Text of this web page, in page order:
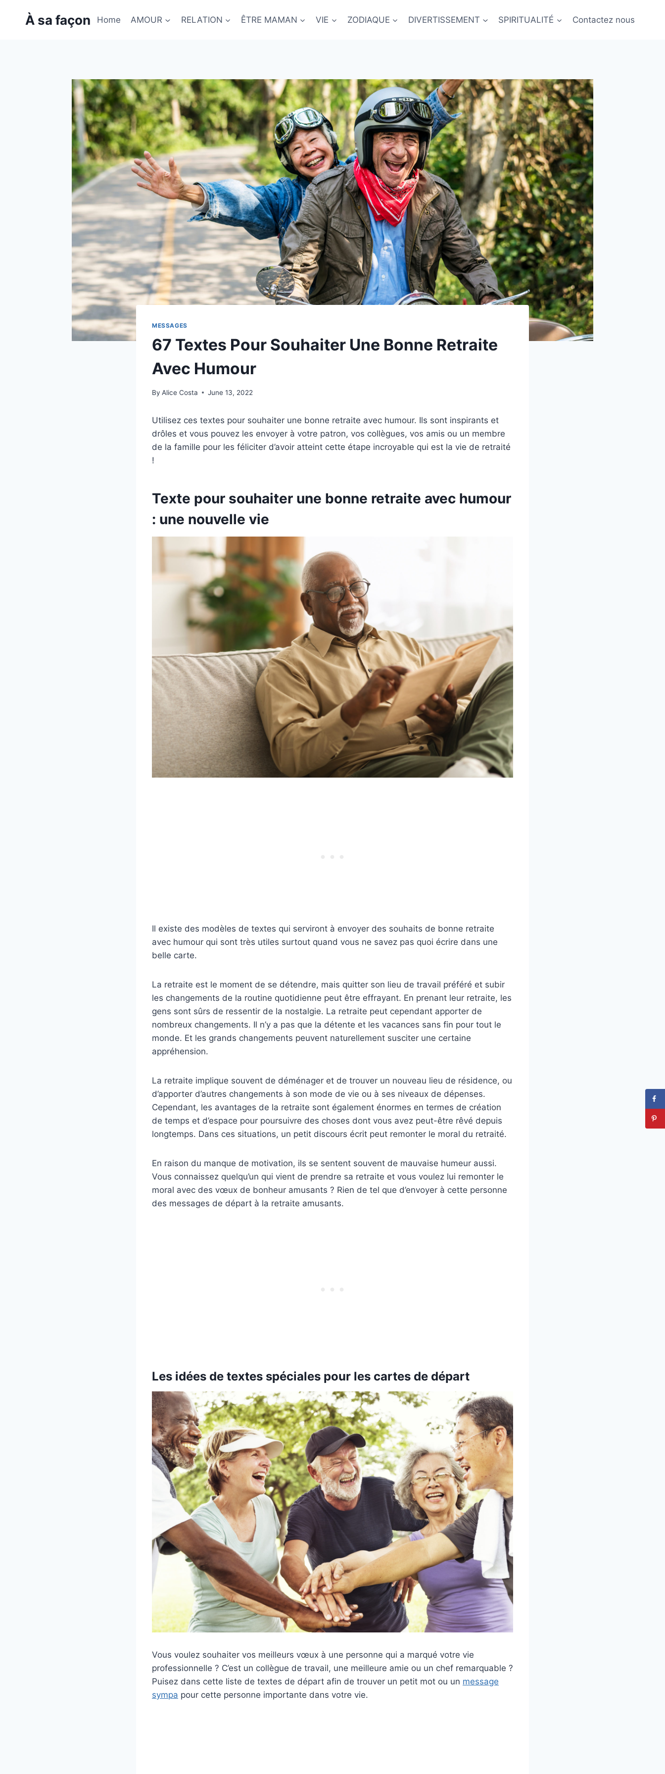
À sa façon Home AMOUR RELATION ÊTRE MAMAN VIE ZODIAQUE DIVERTISSEMENT SPIRITUALITÉ Contactez nous
MESSAGES
67 Textes Pour Souhaiter Une Bonne Retraite
Avec Humour
By Alice Costa June 13, 2022
Utilisez ces textes pour souhaiter une bonne retraite avec humour. Ils sont inspirants et
drôles et vous pouvez les envoyer à votre patron, vos collègues, vos amis ou un membre
de la famille pour les féliciter d’avoir atteint cette étape incroyable qui est la vie de retraité
!
Texte pour souhaiter une bonne retraite avec humour
: une nouvelle vie
Il existe des modèles de textes qui serviront à envoyer des souhaits de bonne retraite
avec humour qui sont très utiles surtout quand vous ne savez pas quoi écrire dans une
belle carte.
La retraite est le moment de se détendre, mais quitter son lieu de travail préféré et subir
les changements de la routine quotidienne peut être effrayant. En prenant leur retraite, les
gens sont sûrs de ressentir de la nostalgie. La retraite peut cependant apporter de
nombreux changements. Il n’y a pas que la détente et les vacances sans fin pour tout le
monde. Et les grands changements peuvent naturellement susciter une certaine
appréhension.
La retraite implique souvent de déménager et de trouver un nouveau lieu de résidence, ou
d’apporter d’autres changements à son mode de vie ou à ses niveaux de dépenses.
Cependant, les avantages de la retraite sont également énormes en termes de création
de temps et d’espace pour poursuivre des choses dont vous avez peut-être rêvé depuis
longtemps. Dans ces situations, un petit discours écrit peut remonter le moral du retraité.
En raison du manque de motivation, ils se sentent souvent de mauvaise humeur aussi.
Vous connaissez quelqu’un qui vient de prendre sa retraite et vous voulez lui remonter le
moral avec des vœux de bonheur amusants ? Rien de tel que d’envoyer à cette personne
des messages de départ à la retraite amusants.
Les idées de textes spéciales pour les cartes de départ
Vous voulez souhaiter vos meilleurs vœux à une personne qui a marqué votre vie
professionnelle ? C’est un collègue de travail, une meilleure amie ou un chef remarquable ?
Puisez dans cette liste de textes de départ afin de trouver un petit mot ou un message
sympa pour cette personne importante dans votre vie.